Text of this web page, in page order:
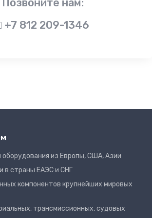
Позвоните нам:
+7 812 209-1346
оборудования из Европы, США, Азии
в страны ЕАЭС и СНГ
компонентов крупнейших мировых
трансмиссионных, судовых